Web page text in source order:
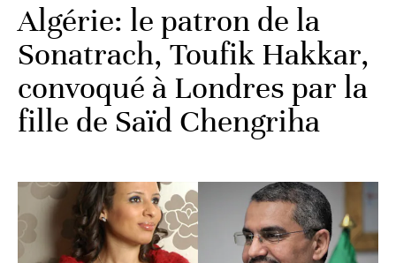
Algérie: le patron de la
Sonatrach, Toufik Hakkar,
convoqué à Londres par la
fille de Saïd Chengriha